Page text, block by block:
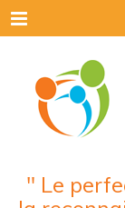
Menu
" Le